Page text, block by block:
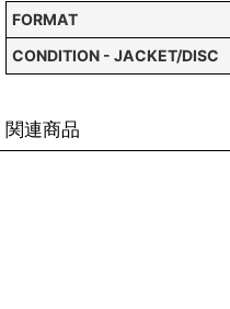
FORMAT
CONDITION - JACKET/DISC
関連商品